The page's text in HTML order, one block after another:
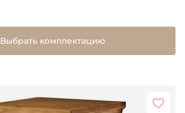
Выбрать комплектацию